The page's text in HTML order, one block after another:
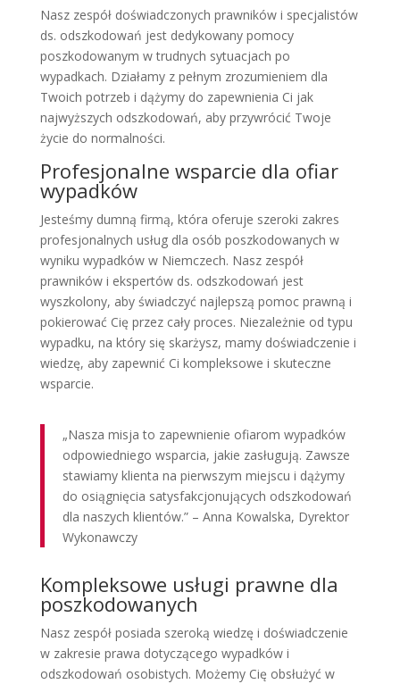
Nasz zespół doświadczonych prawników i specjalistów
ds. odszkodowań jest dedykowany pomocy
poszkodowanym w trudnych sytuacjach po
wypadkach. Działamy z pełnym zrozumieniem dla
Twoich potrzeb i dążymy do zapewnienia Ci jak
najwyższych odszkodowań, aby przywrócić Twoje
życie do normalności.
Profesjonalne wsparcie dla ofiar
wypadków
Jesteśmy dumną firmą, która oferuje szeroki zakres
profesjonalnych usług dla osób poszkodowanych w
wyniku wypadków w Niemczech. Nasz zespół
prawników i ekspertów ds. odszkodowań jest
wyszkolony, aby świadczyć najlepszą pomoc prawną i
pokierować Cię przez cały proces. Niezależnie od typu
wypadku, na który się skarżysz, mamy doświadczenie i
wiedzę, aby zapewnić Ci kompleksowe i skuteczne
wsparcie.
„Nasza misja to zapewnienie ofiarom wypadków
odpowiedniego wsparcia, jakie zasługują. Zawsze
stawiamy klienta na pierwszym miejscu i dążymy
do osiągnięcia satysfakcjonujących odszkodowań
dla naszych klientów.” – Anna Kowalska, Dyrektor
Wykonawczy
Kompleksowe usługi prawne dla
poszkodowanych
Nasz zespół posiada szeroką wiedzę i doświadczenie
w zakresie prawa dotyczącego wypadków i
odszkodowań osobistych. Możemy Cię obsłużyć w